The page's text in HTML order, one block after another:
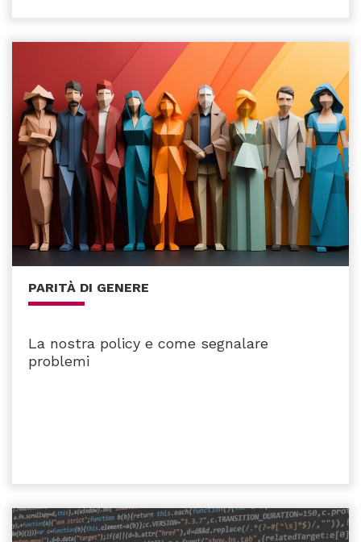
PARITÀ DI GENERE
La nostra policy e come segnalare
problemi